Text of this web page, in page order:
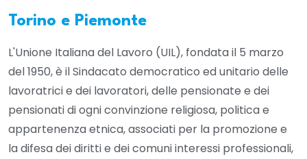
Torino e Piemonte
L'Unione Italiana del Lavoro (UIL), fondata il 5 marzo
del 1950, è il Sindacato democratico ed unitario delle
lavoratrici e dei lavoratori, delle pensionate e dei
pensionati di ogni convinzione religiosa, politica e
appartenenza etnica, associati per la promozione e
la difesa dei diritti e dei comuni interessi professionali,